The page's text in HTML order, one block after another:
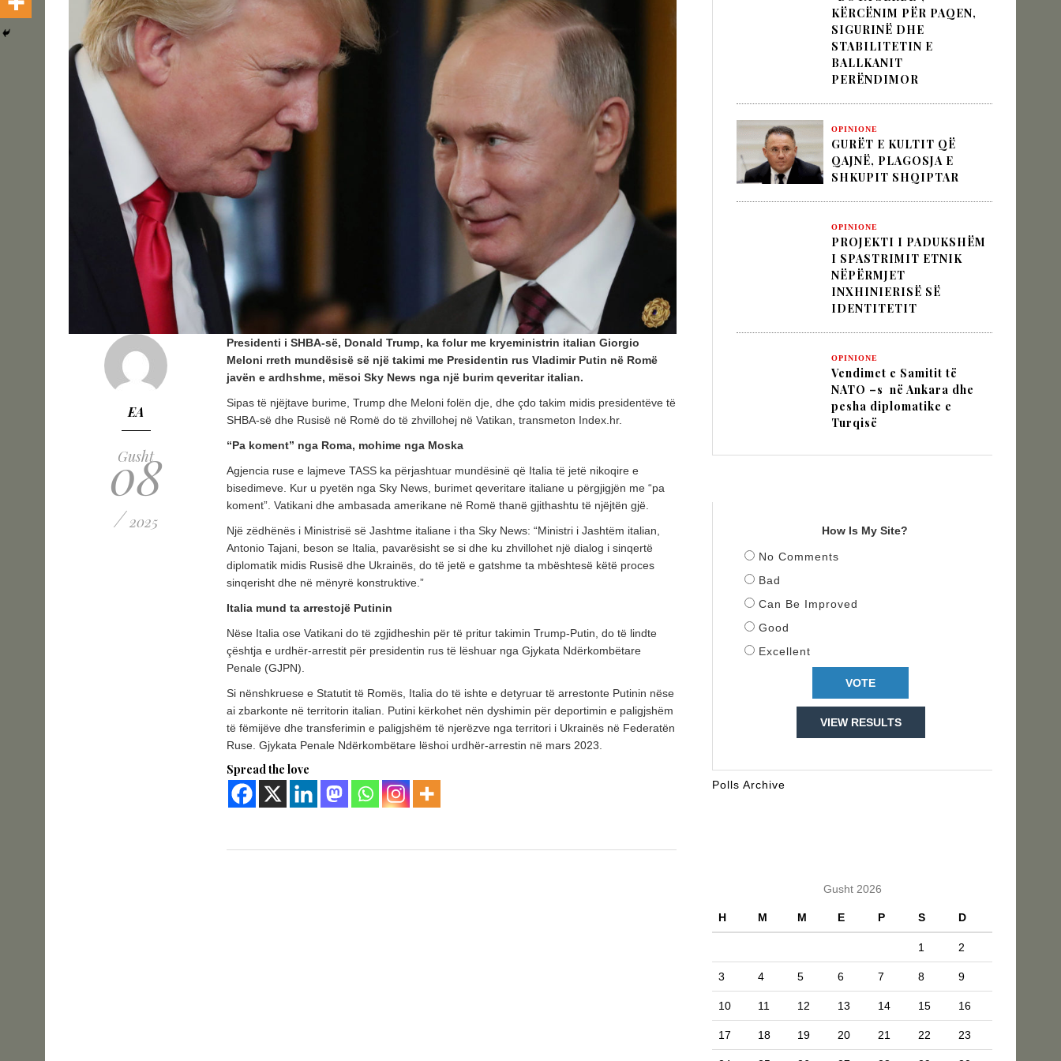
Vendimet e Samitit të NATO –s në Ankara dhe pesha diplomatike e Turqisë
POSTED ON: 16/07/2026
OPINIONE
Një shekull diplomaci shqiptare, kujtesë dhe vizion
POSTED ON: 03/08/2026
EA
Gusht
08
/ 2025
Presidenti i SHBA-së, Donald Trump, ka folur me kryeministrin italian Giorgio
Meloni rreth mundësisë së një takimi me Presidentin rus Vladimir Putin në Romë
javën e ardhshme, mësoi Sky News nga një burim qeveritar italian.
Sipas të njëjtave burime, Trump dhe Meloni folën dje, dhe çdo takim midis presidentëve të
SHBA-së dhe Rusisë në Romë do të zhvillohej në Vatikan, transmeton Index.hr.
“Pa koment” nga Roma, mohime nga Moska
Agjencia ruse e lajmeve TASS ka përjashtuar mundësinë që Italia të jetë nikoqire e
bisedimeve. Kur u pyetën nga Sky News, burimet qeveritare italiane u përgjigjën me “pa
koment”. Vatikani dhe ambasada amerikane në Romë thanë gjithashtu të njëjtën gjë.
Një zëdhënës i Ministrisë së Jashtme italiane i tha Sky News: “Ministri i Jashtëm italian,
Antonio Tajani, beson se Italia, pavarësisht se si dhe ku zhvillohet një dialog i sinqertë
diplomatik midis Rusisë dhe Ukrainës, do të jetë e gatshme ta mbështesë këtë proces
sinqerisht dhe në mënyrë konstruktive.”
Italia mund ta arrestojë Putinin
Nëse Italia ose Vatikani do të zgjidheshin për të pritur takimin Trump-Putin, do të lindte
çështja e urdhër-arrestit për presidentin rus të lëshuar nga Gjykata Ndërkombëtare
Penale (GJPN).
Si nënshkruese e Statutit të Romës, Italia do të ishte e detyruar të arrestonte Putinin nëse
ai zbarkonte në territorin italian. Putini kërkohet nën dyshimin për deportimin e paligjshëm
të fëmijëve dhe transferimin e paligjshëm të njerëzve nga territori i Ukrainës në Federatën
Ruse. Gjykata Penale Ndërkombëtare lëshoi urdhër-arrestin në mars 2023.
Spread the love
KËRCËNIM PËR PAQEN,
SIGURINË DHE
STABILITETIN E
BALLKANIT
PERËNDIMOR
OPINIONE
GURËT E KULTIT QË
QAJNË, PLAGOSJA E
SHKUPIT SHQIPTAR
OPINIONE
PROJEKTI I PADUKSHËM
I SPASTRIMIT ETNIK
NËPËRMJET
INXHINIERISË SË
IDENTITETIT
OPINIONE
Vendimet e Samitit të
NATO –s në Ankara dhe
pesha diplomatike e
Turqisë
How Is My Site?
No Comments
Bad
Can Be Improved
Good
Excellent
VIEW RESULTS
Polls Archive
Gusht 2026
H M M E P S D
1 2
3 4 5 6 7 8 9
10 11 12 13 14 15 16
17 18 19 20 21 22 23